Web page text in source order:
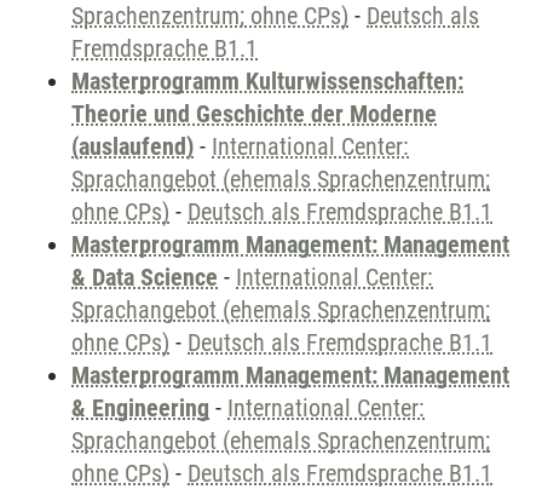
Sprachenzentrum; ohne CPs) - Deutsch als
Fremdsprache B1.1
Masterprogramm Kulturwissenschaften:
Theorie und Geschichte der Moderne
(auslaufend) - International Center:
Sprachangebot (ehemals Sprachenzentrum;
ohne CPs) - Deutsch als Fremdsprache B1.1
Masterprogramm Management: Management
& Data Science - International Center:
Sprachangebot (ehemals Sprachenzentrum;
ohne CPs) - Deutsch als Fremdsprache B1.1
Masterprogramm Management: Management
& Engineering - International Center:
Sprachangebot (ehemals Sprachenzentrum;
ohne CPs) - Deutsch als Fremdsprache B1.1